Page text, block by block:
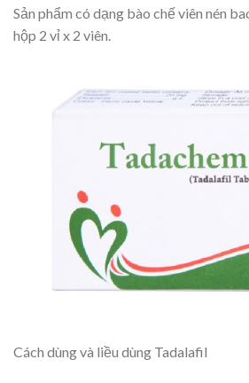
Sản phẩm có dạng bào chế viên nén
hộp 2 vỉ x 2 viên.
Cách dùng và liều dùng Tadalafil